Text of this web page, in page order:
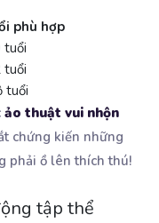
phù hợp
tuổi
tuổi
tuổi
ảo thuật vui nhộn
chứng kiến những
phải ồ lên thích thú!
tập thể